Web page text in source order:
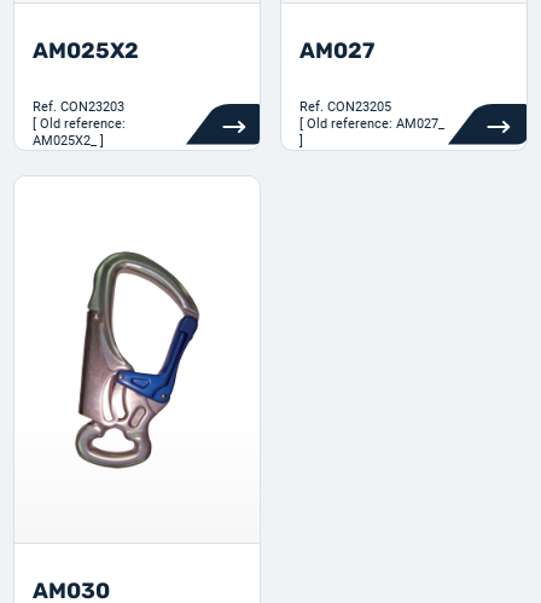
AM025X2
Ref. CON23203
[ Old reference:
AM025X2_ ]
AM027
Ref. CON23205
[ Old reference: AM027_
]
AM030